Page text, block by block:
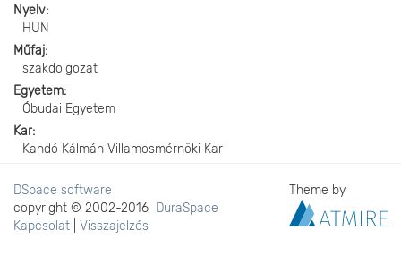
Nyelv
HUN
Műfaj
szakdolgozat
Egyetem
Óbudai Egyetem
Kar
Kandó Kálmán Villamosmérnöki Kar
DSpace software
copyright © 2002-2016 DuraSpace
Kapcsolat
Visszajelzés
Theme by